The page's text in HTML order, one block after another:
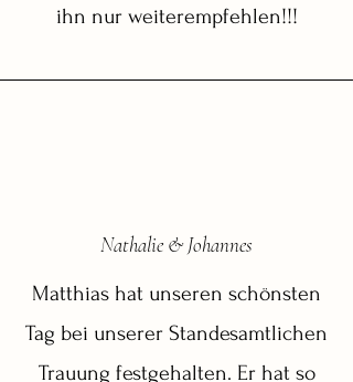
ihn nur weiterempfehlen!!!
Nathalie & Johannes
Matthias hat unseren schönsten
Tag bei unserer Standesamtlichen
Trauung festgehalten. Er hat so